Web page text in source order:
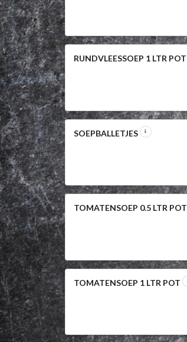
RUNDVLEESSOEP 1 LTR POT
SOEPBALLETJES
TOMATENSOEP 0.5 LTR POT
TOMATENSOEP 1 LTR POT